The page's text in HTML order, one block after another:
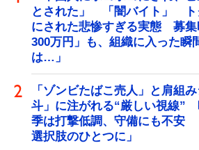
とされた」 「闇バイト」 ト
にされた悲惨すぎる実態 募集
300万円」も、組織に入った瞬
は…」
「ゾンビたばこ売人」と肩組
斗」に注がれる“厳しい視線”
季は打撃低調、守備にも不安
選択肢のひとつに」